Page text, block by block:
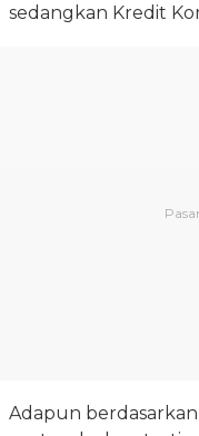
sedangkan Kredit
Adapun